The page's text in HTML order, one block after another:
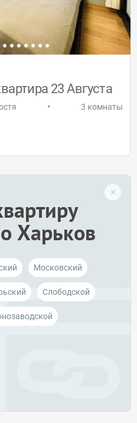
23 Августа
• 3 комнаты
Харьков
Московский
Слободской